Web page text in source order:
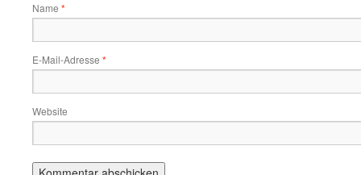
Name *
E-Mail-Adresse *
Website